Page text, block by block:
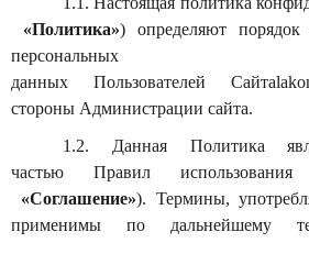
«Политика») определяют
персональных
данных Пользователей
стороны Администрации сайта.
1.2. Данная Политика
частью Правил
«Соглашение»). Термины,
применимы по дальнейшему